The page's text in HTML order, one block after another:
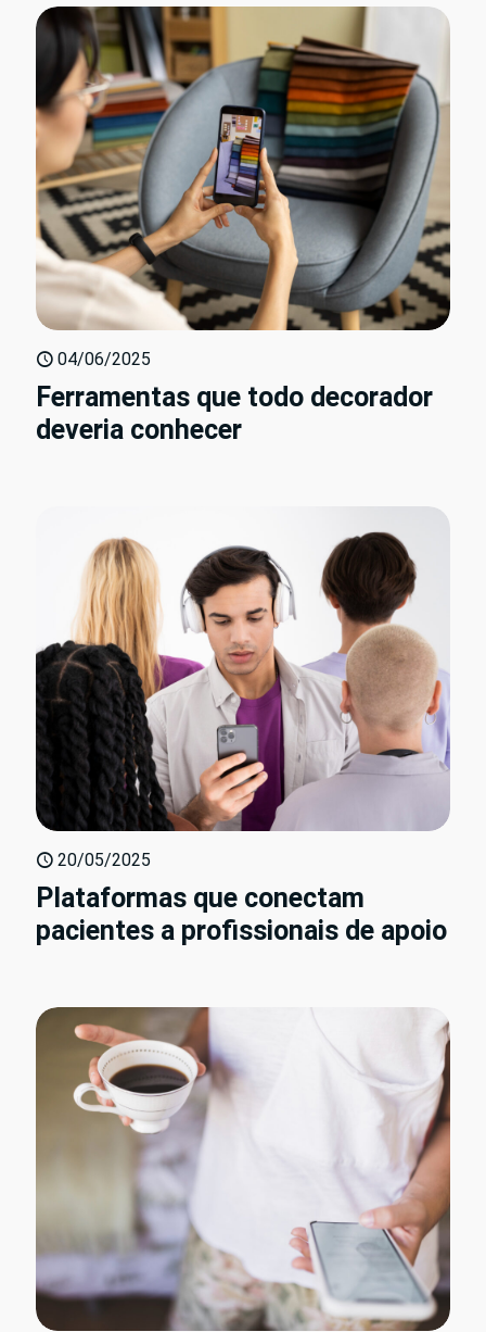
04/06/2025
Ferramentas que todo decorador
deveria conhecer
20/05/2025
Plataformas que conectam
pacientes a profissionais de apoio